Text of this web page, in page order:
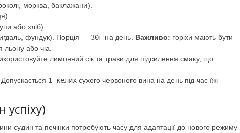
морква, баклажани).
або хліб).
фундук). Порція — 30г на день. Важливо: горіхи мають бути
або чіа.
лимонний сік та трави для підсилення смаку, що
1 келих сухого червоного вина на день під час їжі
успіху)
судин та печінки потребують часу для адаптації до нового режиму